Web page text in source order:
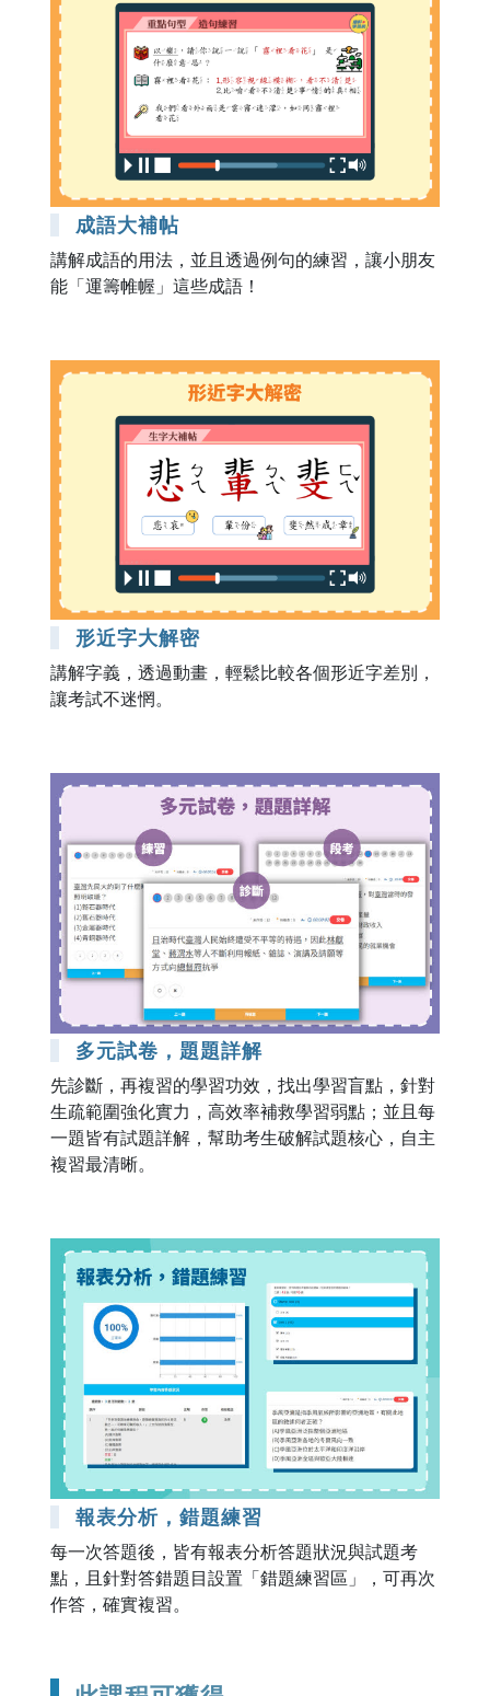
成語大補帖
講解成語的用法，並且透過例句的練習，讓小朋友
能「運籌帷幄」這些成語！
形近字大解密
講解字義，透過動畫，輕鬆比較各個形近字差別，
讓考試不迷惘。
多元試卷，題題詳解
先診斷，再複習的學習功效，找出學習盲點，針對
生疏範圍強化實力，高效率補救學習弱點；並且每
一題皆有試題詳解，幫助考生破解試題核心，自主
複習最清晰。
報表分析，錯題練習
每一次答題後，皆有報表分析答題狀況與試題考
點，且針對答錯題目設置「錯題練習區」，可再次
作答，確實複習。